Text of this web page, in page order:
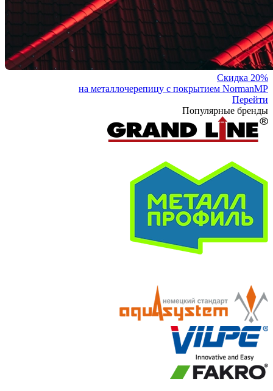
Скидка 20%
на металлочерепицу с покрытием NormanMP
Перейти
Популярные бренды